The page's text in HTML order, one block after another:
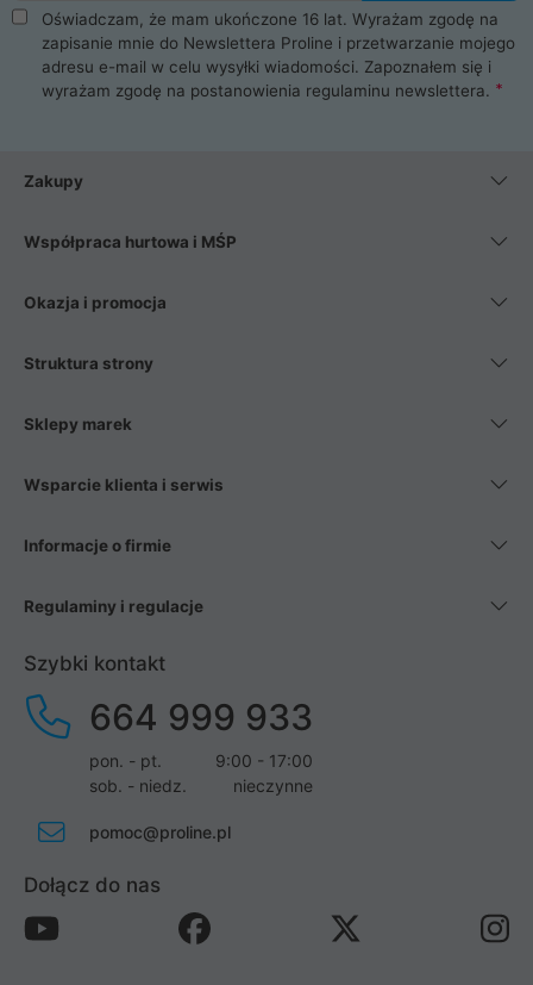
takie jak procesory, karty graficzne, płyty główne, pamięci,
dyski SSD, M.2 oraz HDD. Nasi pracownicy pomogą Ci wybrać
najlepszy zasilacz komputerowy oraz obudowę do komputera.
Poza komputerami mamy również najlepsze na rynku
Smartfony takich producentów jak Xiaomi, Apple, Samsung i
wentylatory. Na koniec mając już to wszystko, możesz
Oświadczam, że mam ukończone 16 lat. Wyrażam zgodę na
zapisanie mnie do Newslettera Proline i przetwarzanie mojego
adresu e-mail w celu wysyłki wiadomości. Zapoznałem się i
wyrażam zgodę na postanowienia regulaminu newslettera.
Zakupy
Współpraca hurtowa i MŚP
Okazja i promocja
Struktura strony
Sklepy marek
Wsparcie klienta i serwis
Informacje o firmie
Regulaminy i regulacje
Szybki kontakt
664 999 933
pon. - pt.
9:00 - 17:00
sob. - niedz.
nieczynne
pomoc@proline.pl
Dołącz do nas